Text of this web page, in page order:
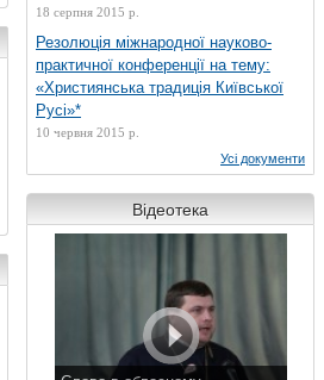
18 серпня 2015 р.
Резолюція міжнародної науково-
практичної конференції на тему:
«Християнська традиція Київської
Русі»*
10 червня 2015 р.
Усі документи
Відеотека